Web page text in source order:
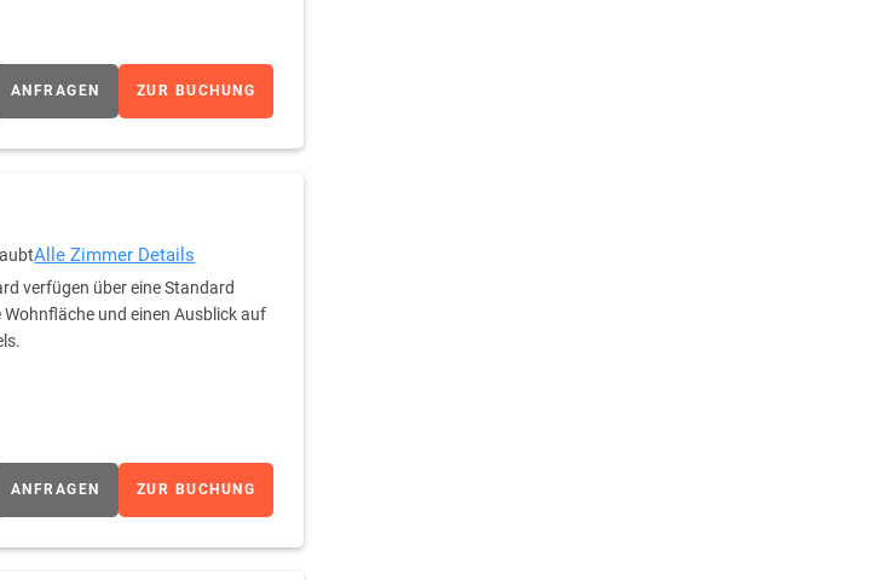
ANFRAGEN ZUR BUCHUNG
Alle Zimmer Details
verfügen über eine Standard
und einen Ausblick auf
ANFRAGEN ZUR BUCHUNG